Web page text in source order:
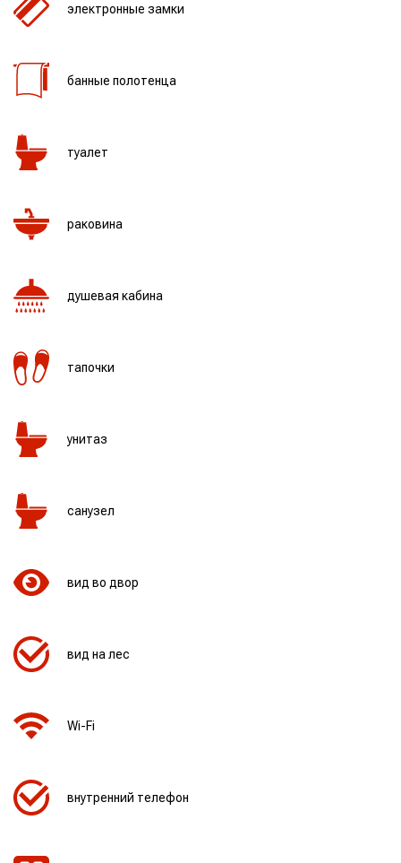
электронные замки
банные полотенца
туалет
раковина
душевая кабина
тапочки
унитаз
санузел
вид во двор
вид на лес
Wi-Fi
внутренний телефон